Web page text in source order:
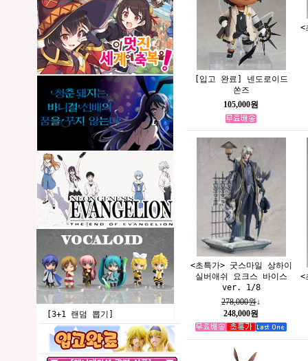
[3+1 랜덤 뽑기]
[입고 완료] 넨도로이드
쏜즈
105,000원
<
<초특가> 굿스마일 상하이
실버애쉬 요크스 바이스
ver. 1/8
278,000원↓
248,000원
<